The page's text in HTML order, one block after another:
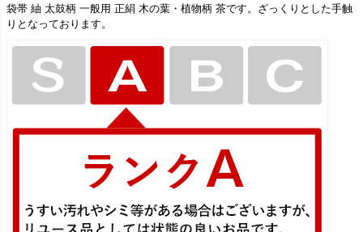
袋帯 紬 太鼓柄 一般用 正絹 木の葉・植物柄 茶です。ざっくりとした手触
りとなっております。